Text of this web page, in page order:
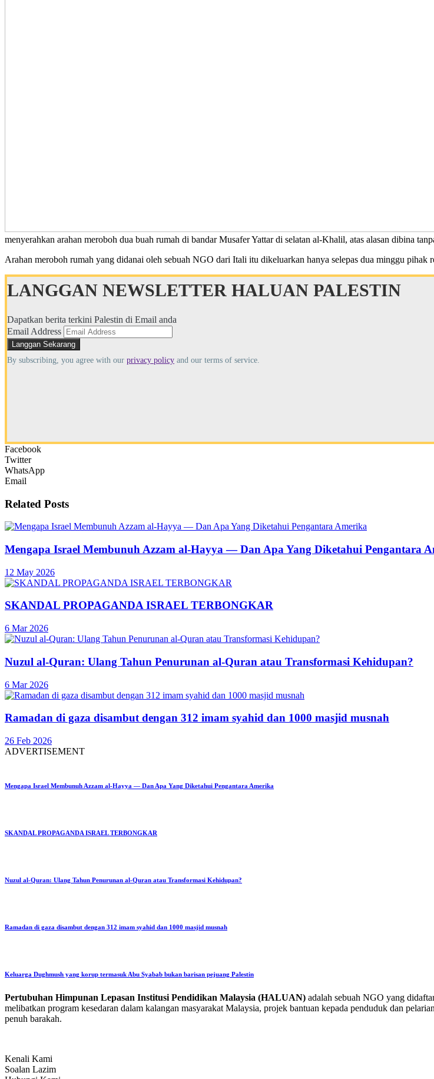
menyerahkan arahan meroboh dua buah rumah di bandar Musafer Yattar di selatan al-Khalil, atas alasan dibina
Arahan meroboh rumah yang didanai oleh sebuah NGO dari Itali itu dikeluarkan hanya selepas dua minggu
LANGGAN NEWSLETTER HALUAN PALESTIN
Dapatkan berita terkini Palestin di Email anda
Email Address
By subscribing, you agree with our privacy policy and our terms of service.
Facebook
Twitter
WhatsApp
Email
Related Posts
Mengapa Israel Membunuh Azzam al-Hayya — Dan Apa Yang Diketahui Pengantara
12 May 2026
SKANDAL PROPAGANDA ISRAEL TERBONGKAR
6 Mar 2026
Nuzul al-Quran: Ulang Tahun Penurunan al-Quran atau Transformasi Kehidupan?
6 Mar 2026
Ramadan di gaza disambut dengan 312 imam syahid dan 1000 masjid musnah
26 Feb 2026
ADVERTISEMENT
Mengapa Israel Membunuh Azzam al-Hayya — Dan Apa Yang Diketahui Pengantara Amerika
SKANDAL PROPAGANDA ISRAEL TERBONGKAR
Nuzul al-Quran: Ulang Tahun Penurunan al-Quran atau Transformasi Kehidupan?
Ramadan di gaza disambut dengan 312 imam syahid dan 1000 masjid musnah
Keluarga Dughmush yang korup termasuk Abu Syabab bukan barisan pejuang Palestin
Pertubuhan Himpunan Lepasan Institusi Pendidikan Malaysia (HALUAN) adalah sebuah NGO yang
melibatkan program kesedaran dalam kalangan masyarakat Malaysia, projek bantuan kepada penduduk dan
penuh barakah.
Kenali Kami
Soalan Lazim